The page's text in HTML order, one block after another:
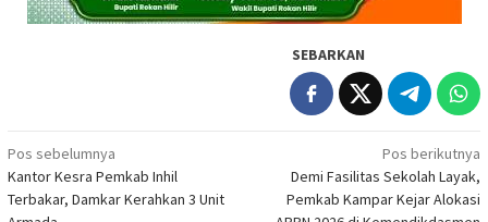
SEBARKAN
Navigasi
pos
Pos sebelumnya
Kantor Kesra Pemkab Inhil
Terbakar, Damkar Kerahkan 3 Unit
Pos berikutnya
Demi Fasilitas Sekolah Layak,
Pemkab Kampar Kejar Alokasi